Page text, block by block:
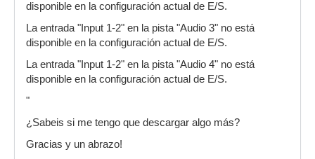
disponible en la configuración actual de E/S.
La entrada "Input 1-2" en la pista "Audio 3" no está
disponible en la configuración actual de E/S.
La entrada "Input 1-2" en la pista "Audio 4" no está
disponible en la configuración actual de E/S.
"
¿Sabeis si me tengo que descargar algo más?
Gracias y un abrazo!